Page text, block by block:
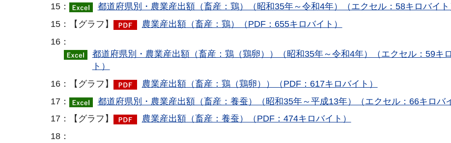
15：
都道府県別・農業産出額（畜産：鶏）（昭和35年～令和4年）（エクセル：58キロバイト
15：【グラフ】
農業産出額（畜産：鶏）（PDF：655キロバイト）
16：
都道府県別・農業産出額（畜産：鶏（鶏卵））（昭和35年～令和4年）（エクセル：59キ
ト）
16：【グラフ】
農業産出額（畜産：鶏（鶏卵））（PDF：617キロバイト）
17：
都道府県別・農業産出額（畜産：養蚕）（昭和35年～平成13年）（エクセル：66キロバ
17：【グラフ】
農業産出額（畜産：養蚕）（PDF：474キロバイト）
18：